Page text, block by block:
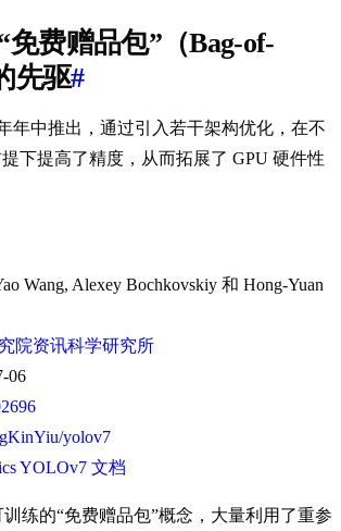
费赠品包”（Bag-of-
先驱#
年中推出，通过引入若干架构优化，在不
下提高了精度，从而拓展了 GPU 硬件性
Wang, Alexey Bochkovskiy 和 Hong-Yuan
院资讯科学研究所
06
yolov7
YOLOv7 文档
练的“免费赠品包”概念，大量利用了重参